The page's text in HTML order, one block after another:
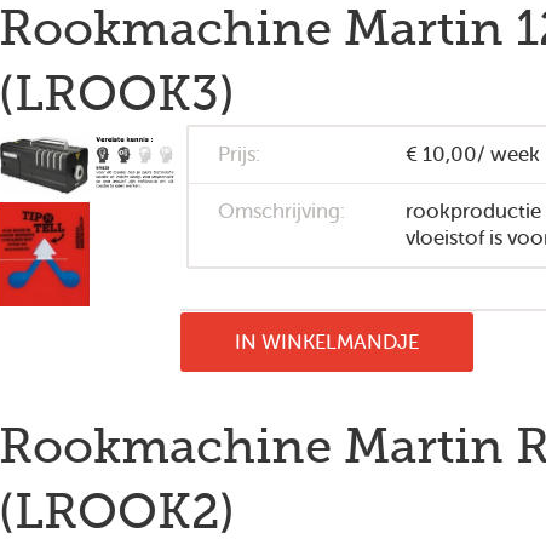
Rookmachine Martin
(LROOK3)
Prijs: € 10,00/ week
Omschrijving:
rookproductie
vloeistof is
IN WINKELMANDJE
Rookmachine Martin
(LROOK2)